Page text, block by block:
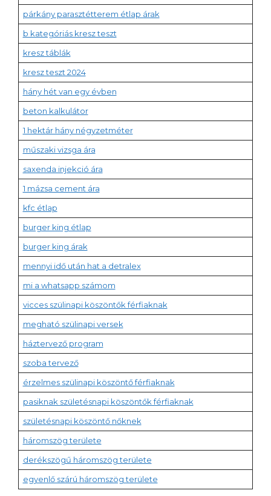
párkány parasztétterem étlap árak
b kategóriás kresz teszt
kresz táblák
kresz teszt 2024
hány hét van egy évben
beton kalkulátor
1 hektár hány négyzetméter
műszaki vizsga ára
saxenda injekció ára
1 mázsa cement ára
kfc étlap
burger king étlap
burger king árak
mennyi idő után hat a detralex
mi a whatsapp számom
vicces szülinapi köszöntők férfiaknak
megható szülinapi versek
háztervező program
szoba tervező
érzelmes szülinapi köszöntő férfiaknak
pasiknak születésnapi köszöntők férfiaknak
születésnapi köszöntő nőknek
háromszög területe
derékszögű háromszög területe
egyenlő szárú háromszög területe